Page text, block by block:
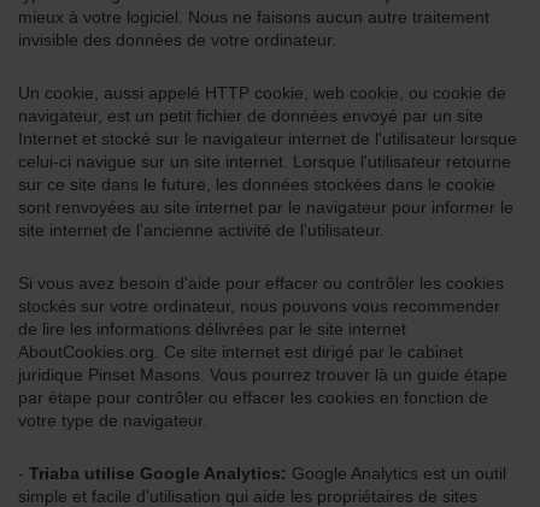
mieux à votre logiciel. Nous ne faisons aucun autre traitement
invisible des données de votre ordinateur.
Un cookie, aussi appelé HTTP cookie, web cookie, ou cookie de
navigateur, est un petit fichier de données envoyé par un site
Internet et stocké sur le navigateur internet de l'utilisateur lorsque
celui-ci navigue sur un site internet. Lorsque l'utilisateur retourne
sur ce site dans le future, les données stockées dans le cookie
sont renvoyées au site internet par le navigateur pour informer le
site internet de l'ancienne activité de l'utilisateur.
Si vous avez besoin d'aide pour effacer ou contrôler les cookies
stockés sur votre ordinateur, nous pouvons vous recommender
de lire les informations délivrées par le site internet
AboutCookies.org. Ce site internet est dirigé par le cabinet
juridique Pinset Masons. Vous pourrez trouver là un guide étape
par étape pour contrôler ou effacer les cookies en fonction de
votre type de navigateur.
- Triaba utilise Google Analytics: Google Analytics est un outil
simple et facile d'utilisation qui aide les propriétaires de sites